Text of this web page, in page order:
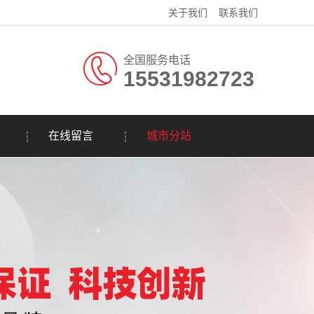
关于我们 联系我们
全国服务电话
15531982723
在线留言 城市分站